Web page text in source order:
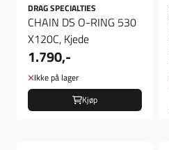
DRAG SPECIALTIES
CHAIN DS O-RING 530
X120C, Kjede
1.790,-
Ikke på lager
Kjøp